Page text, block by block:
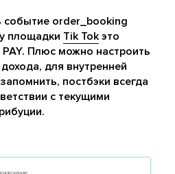
событие order_booking
площадки Tik Tok это
Плюс можно настроить
для внутренней
постбэки всегда
с текущими